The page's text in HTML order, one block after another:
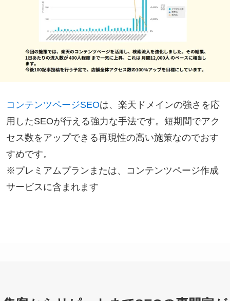
コンテンツページSEOは、楽天ドメインの強さを応
用したSEOが行える強力な手法です。短期間でアク
セス数をアップできる再現性の高い施策なのでおす
すめです。
※プレミアムプランまたは、コンテンツページ作成
サービスに含まれます